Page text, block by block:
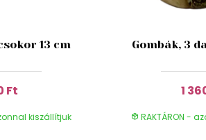
13 cm
Ft
kiszállítjuk
Gombák, 3
1
RAKTÁRON -